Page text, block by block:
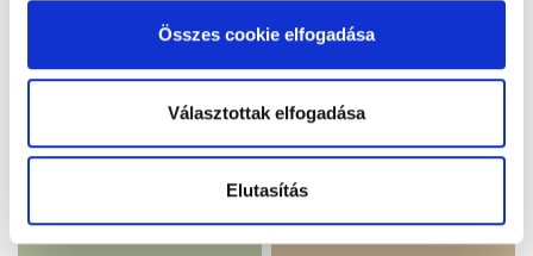
alkalmazását. A "Részletek megjelenítése” gombra
kattintással megismerheti és beállíthatja, hogy mely
cookie alkalmazását fogadja el.
Összes cookie elfogadása
Választottak elfogadása
Elutasítás